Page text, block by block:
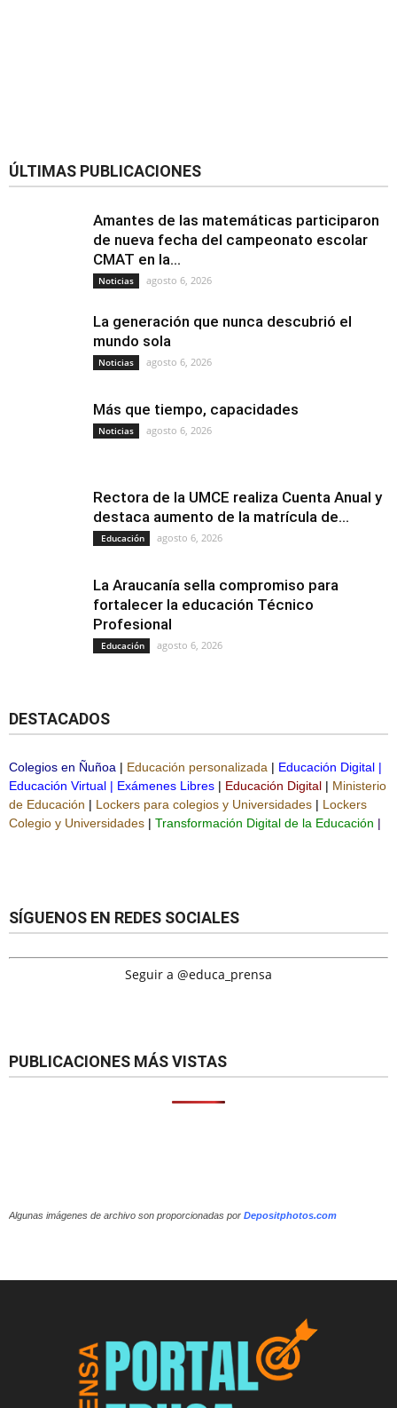
ÚLTIMAS PUBLICACIONES
Amantes de las matemáticas participaron
de nueva fecha del campeonato escolar
CMAT en la...
Noticias agosto 6, 2026
La generación que nunca descubrió el
mundo sola
Noticias agosto 6, 2026
Más que tiempo, capacidades
Noticias agosto 6, 2026
Rectora de la UMCE realiza Cuenta Anual y
destaca aumento de la matrícula de...
Educación agosto 6, 2026
La Araucanía sella compromiso para
fortalecer la educación Técnico
Profesional
Educación agosto 6, 2026
DESTACADOS
Colegios en Ñuñoa | Educación personalizada | Educación Digital |
Educación Virtual | Exámenes Libres | Educación Digital | Ministerio
de Educación | Lockers para colegios y Universidades | Lockers
Colegio y Universidades | Transformación Digital de la Educación |
SÍGUENOS EN REDES SOCIALES
Seguir a @educa_prensa
PUBLICACIONES MÁS VISTAS
Algunas imágenes de archivo son proporcionadas por Depositphotos.com